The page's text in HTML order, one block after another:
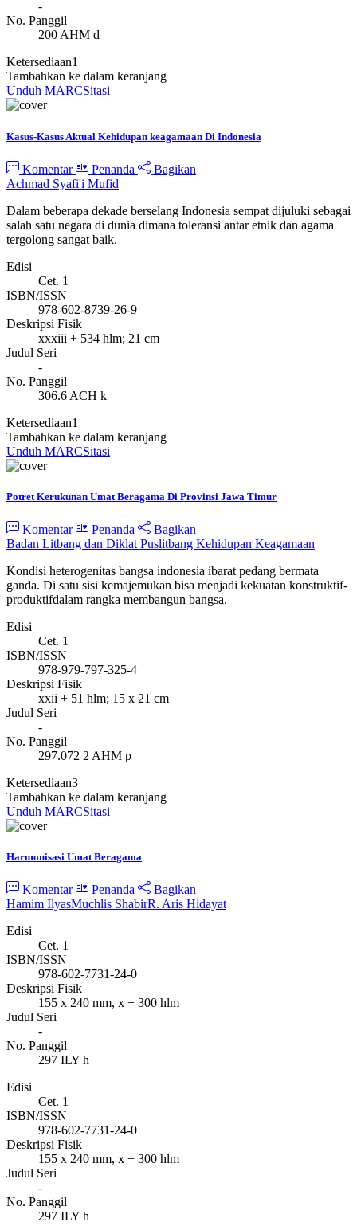
-
No. Panggil
200 AHM d
Ketersediaan1
Tambahkan ke dalam keranjang
Unduh MARCSitasi
Kasus-Kasus Aktual Kehidupan keagamaan Di Indonesia
Komentar Penanda
Bagikan
Achmad Syafi'i Mufid
Dalam beberapa dekade berselang Indonesia sempat dijuluki sebagai
salah satu negara di dunia dimana toleransi antar etnik dan agama
tergolong sangat baik.
Edisi
Cet. 1
ISBN/ISSN
978-602-8739-26-9
Deskripsi Fisik
xxxiii + 534 hlm; 21 cm
Judul Seri
-
No. Panggil
306.6 ACH k
Ketersediaan1
Tambahkan ke dalam keranjang
Unduh MARCSitasi
Potret Kerukunan Umat Beragama Di Provinsi Jawa Timur
Komentar Penanda
Bagikan
Badan Litbang dan Diklat Puslitbang Kehidupan Keagamaan
Kondisi heterogenitas bangsa indonesia ibarat pedang bermata
ganda. Di satu sisi kemajemukan bisa menjadi kekuatan konstruktif-
produktifdalam rangka membangun bangsa.
Edisi
Cet. 1
ISBN/ISSN
978-979-797-325-4
Deskripsi Fisik
xxii + 51 hlm; 15 x 21 cm
Judul Seri
-
No. Panggil
297.072 2 AHM p
Ketersediaan3
Tambahkan ke dalam keranjang
Unduh MARCSitasi
Harmonisasi Umat Beragama
Komentar Penanda
Bagikan
Hamim IlyasMuchlis ShabirR. Aris Hidayat
Edisi
Cet. 1
ISBN/ISSN
978-602-7731-24-0
Deskripsi Fisik
155 x 240 mm, x + 300 hlm
Judul Seri
-
No. Panggil
297 ILY h
Edisi
Cet. 1
ISBN/ISSN
978-602-7731-24-0
Deskripsi Fisik
155 x 240 mm, x + 300 hlm
Judul Seri
-
No. Panggil
297 ILY h